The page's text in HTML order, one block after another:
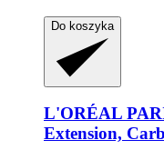
Do koszyka
L'ORÉAL
Extension,